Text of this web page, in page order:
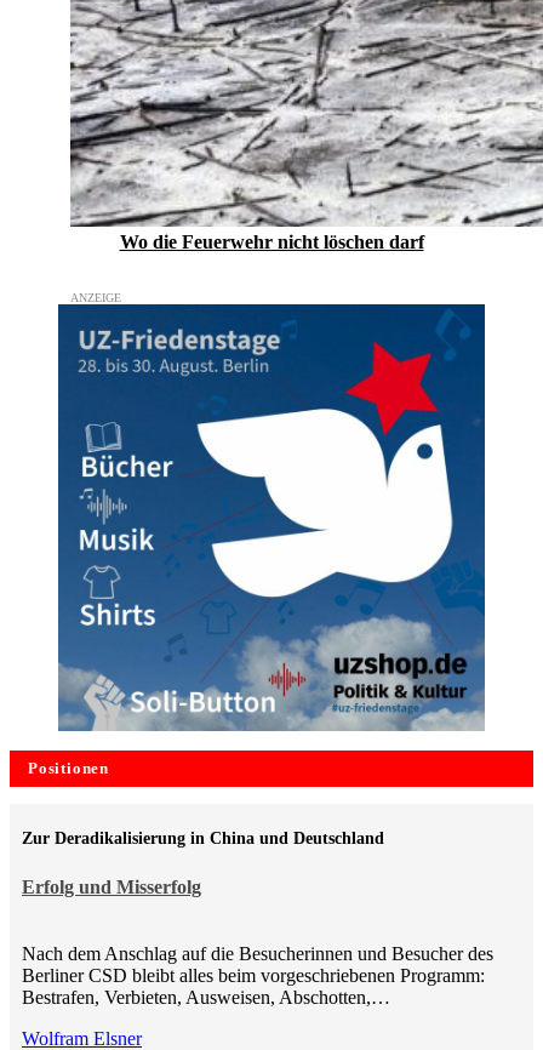
Wo die Feuerwehr nicht löschen darf
Positionen
Erfolg und Misserfolg
Zur Deradikalisierung in China und Deutschland
Nach dem Anschlag auf die Besucherinnen und Besucher des
Berliner CSD bleibt alles beim vorgeschriebenen Programm:
Bestrafen, Verbieten, Ausweisen, Abschotten,…
Wolfram Elsner